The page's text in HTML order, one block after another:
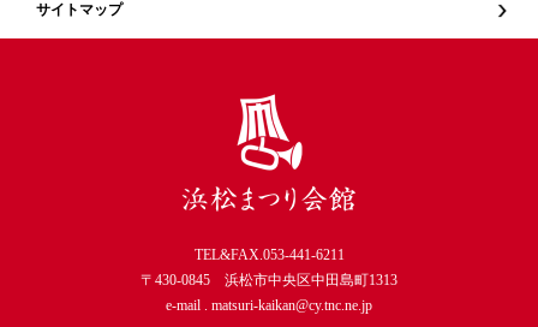
サイトマップ
TEL&FAX.053-441-6211
〒430-0845 浜松市中央区中田島町1313
e-mail . matsuri-kaikan@cy.tnc.ne.jp